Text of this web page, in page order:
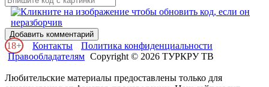
Добавить комментарий
18+ Контакты
Политика конфиденциальности
Правообладателям Copyright © 2026 ТУРКРУ ТВ
Любительские материалы предоставлены только для